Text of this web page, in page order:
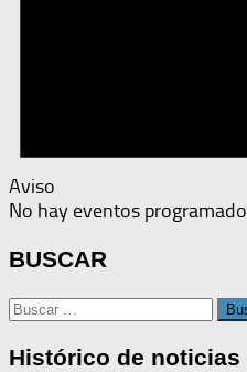
Aviso
No hay eventos
BUSCAR
Buscar:
Histórico de noticias